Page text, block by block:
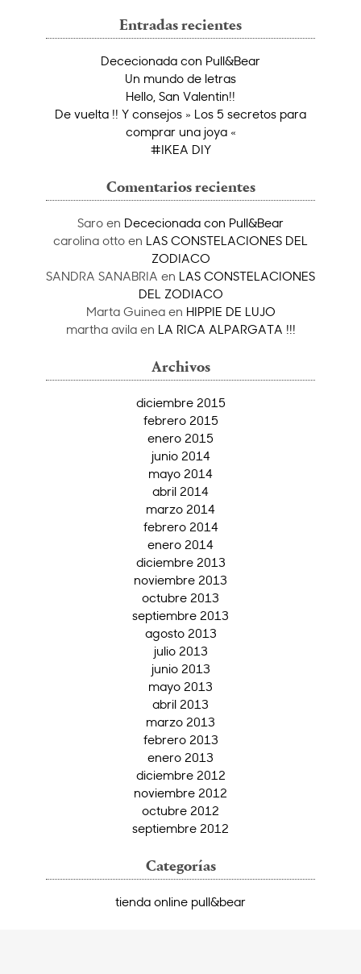
Entradas recientes
Dececionada con Pull&Bear
Un mundo de letras
Hello, San Valentin!!
De vuelta !! Y consejos » Los 5 secretos para
comprar una joya «
#IKEA DIY
Comentarios recientes
Saro en Dececionada con Pull&Bear
carolina otto en LAS CONSTELACIONES DEL
ZODIACO
SANDRA SANABRIA en LAS CONSTELACIONES
DEL ZODIACO
Marta Guineaen HIPPIE DE LUJO
martha avilaen LA RICA ALPARGATA !!!
Archivos
diciembre 2015
febrero 2015
enero 2015
junio 2014
mayo 2014
abril 2014
marzo 2014
febrero 2014
enero 2014
diciembre 2013
noviembre 2013
octubre 2013
septiembre 2013
agosto 2013
julio 2013
junio 2013
mayo 2013
abril 2013
marzo 2013
febrero 2013
enero 2013
diciembre 2012
noviembre 2012
octubre 2012
septiembre 2012
Categorías
tienda online pull&bear